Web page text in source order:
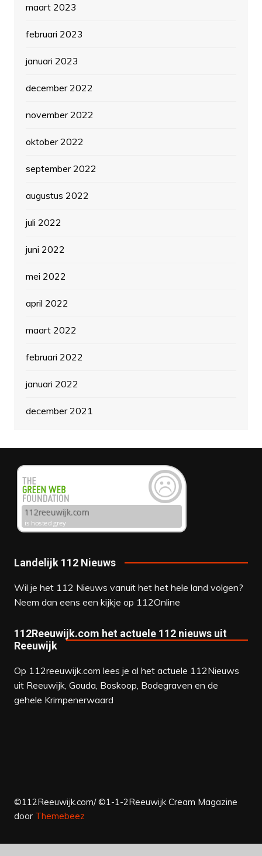
maart 2023
februari 2023
januari 2023
december 2022
november 2022
oktober 2022
september 2022
augustus 2022
juli 2022
juni 2022
mei 2022
april 2022
maart 2022
februari 2022
januari 2022
december 2021
Landelijk 112 Nieuws
Wil je het 112 Nieuws vanuit het het hele land volgen?
Neem dan eens een kijkje op 112Online
112Reeuwijk.com het actuele 112 nieuws uit
Reeuwijk
Op 112reeuwijk.com lees je al het actuele 112Nieuws
uit Reeuwijk, Gouda, Boskoop, Bodegraven en de
gehele Krimpenerwaard
©112Reeuwijk.com/ ©1-1-2ReeuwijkCream Magazine
door Themebeez